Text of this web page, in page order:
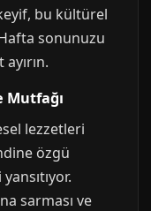
bu kültürel
sonunuzu
Mutfağı
lezzetleri
özgü
sarması ve